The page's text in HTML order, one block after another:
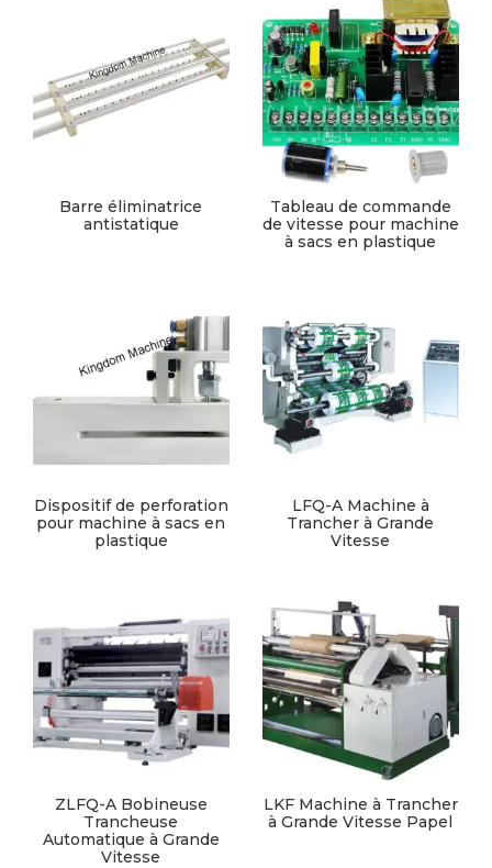
Barre éliminatrice
antistatique
Tableau de commande
de vitesse pour machine
à sacs en plastique
Dispositif de perforation
pour machine à sacs en
plastique
LFQ-A Machine à
Trancher à Grande
Vitesse
ZLFQ-A Bobineuse
Trancheuse
Automatique à Grande
Vitesse
LKF Machine à Trancher
à Grande Vitesse Papel